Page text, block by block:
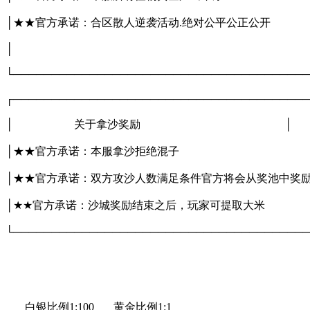
│★★官方承诺：合区散人逆袭活动.绝对公平
│ 关于拿沙奖励 │
│★★官方承诺：本服拿沙拒绝混
│★★官方承诺：双方攻沙人数满足条件官方将会从奖池
│★★官方承诺：沙城奖励结束之后，玩家可
白银比例1:100 黄金比例1:1